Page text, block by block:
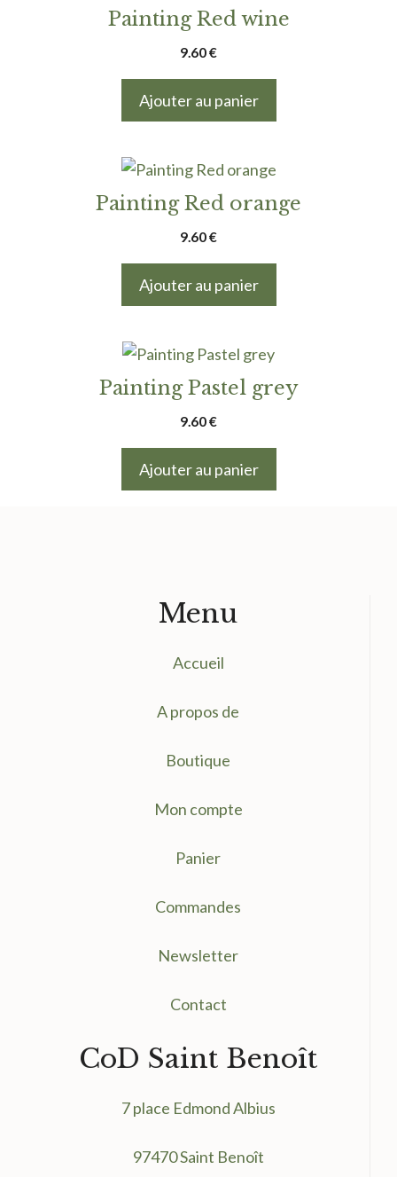
Painting Red wine
9.60€
Ajouter au panier
Painting Red orange
9.60€
Ajouter au panier
Painting Pastel grey
9.60€
Ajouter au panier
Menu
Accueil
A propos de
Boutique
Mon compte
Panier
Commandes
Newsletter
Contact
CoD Saint Benoît
7 place Edmond Albius
97470 Saint Benoît